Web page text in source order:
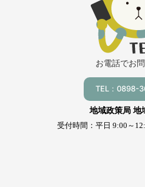
お電話でお
TEL：0898-
地域政策局 地
受付時間：平日 9:00～